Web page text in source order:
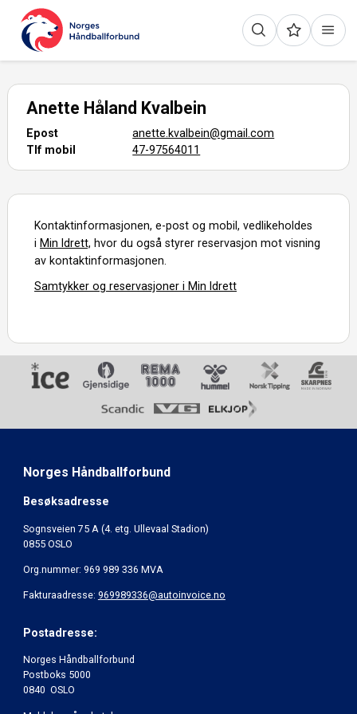
Anette Håland Kvalbein
Epost
anette.kvalbein@gmail.com
Tlf mobil
47-97564011
Kontaktinformasjonen, e-post og mobil, vedlikeholdes
i Min Idrett, hvor du også styrer reservasjon mot visning
av kontaktinformasjonen.
Samtykker og reservasjoner i Min Idrett
Norges Håndballforbund
Besøksadresse
Sognsveien 75 A (4. etg. Ullevaal Stadion)
0855 OSLO
Org.nummer: 969 989 336 MVA
Fakturaadresse: 969989336@autoinvoice.no
Postadresse:
Norges Håndballforbund
Postboks 5000
0840 OSLO